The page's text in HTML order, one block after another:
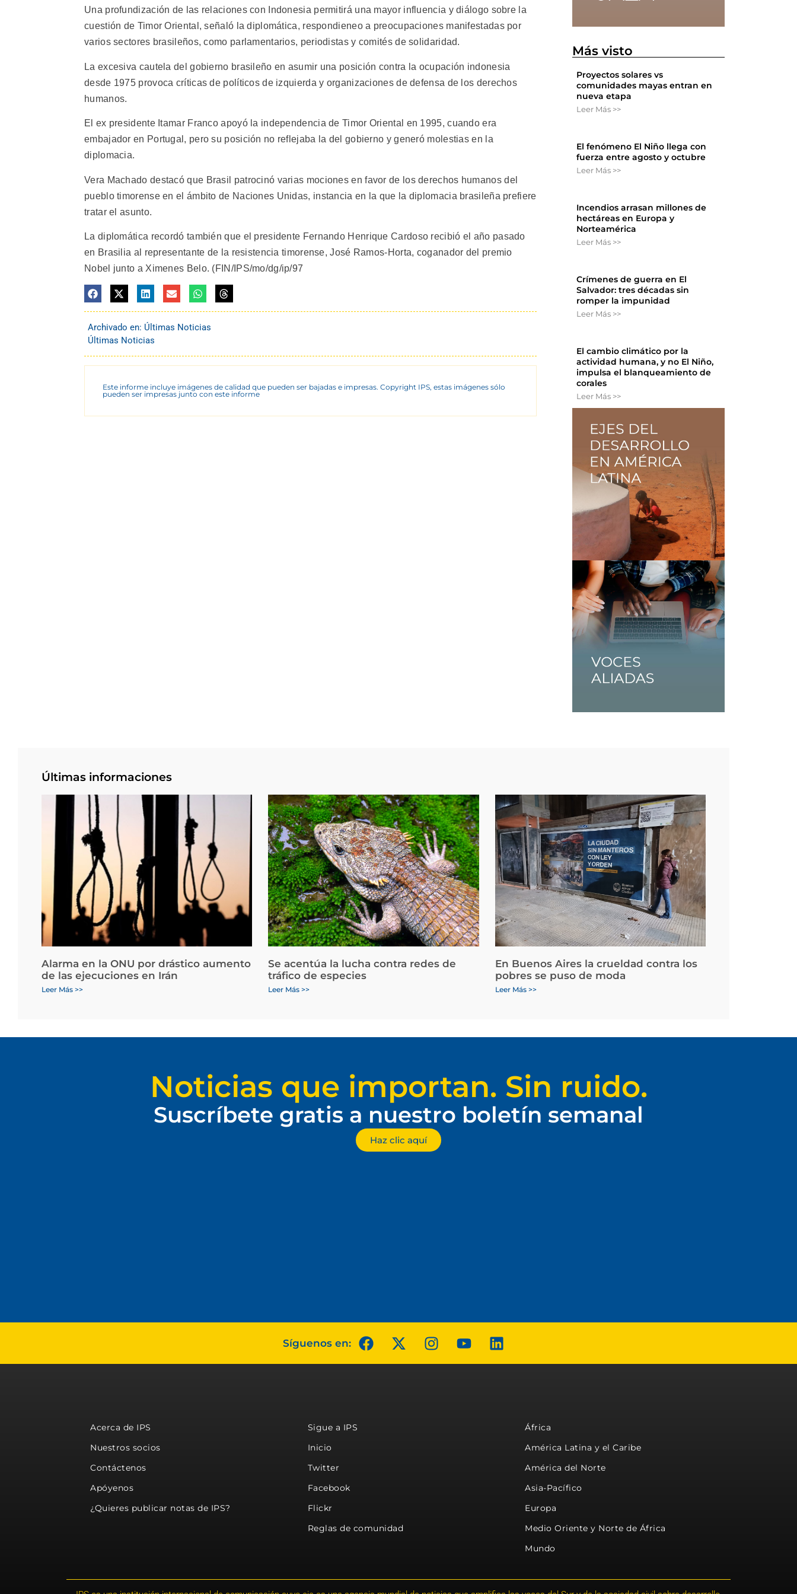
Una profundización de las relaciones con Indonesia permitirá una mayor influencia y diálogo sobre la
cuestión de Timor Oriental, señaló la diplomática, respondieneo a preocupaciones manifestadas por
varios sectores brasileños, como parlamentarios, periodistas y comités de solidaridad.
La excesiva cautela del gobierno brasileño en asumir una posición contra la ocupación indonesia
desde 1975 provoca críticas de políticos de izquierda y organizaciones de defensa de los derechos
humanos.
El ex presidente Itamar Franco apoyó la independencia de Timor Oriental en 1995, cuando era
embajador en Portugal, pero su posición no reflejaba la del gobierno y generó molestias en la
diplomacia.
Vera Machado destacó que Brasil patrocinó varias mociones en favor de los derechos humanos del
pueblo timorense en el ámbito de Naciones Unidas, instancia en la que la diplomacia brasileña prefiere
tratar el asunto.
La diplomática recordó también que el presidente Fernando Henrique Cardoso recibió el año pasado
en Brasilia al representante de la resistencia timorense, José Ramos-Horta, coganador del premio
Nobel junto a Ximenes Belo. (FIN/IPS/mo/dg/ip/97
Archivado en: Últimas Noticias
Últimas Noticias
Este informe incluye imágenes de calidad que pueden ser bajadas e impresas. Copyright IPS, estas imágenes sólo
pueden ser impresas junto con este informe
Más visto
Proyectos solares vs
comunidades mayas entran en
nueva etapa
Leer Más >>
El fenómeno El Niño llega con
fuerza entre agosto y octubre
Leer Más >>
Incendios arrasan millones de
hectáreas en Europa y
Norteamérica
Leer Más >>
Crímenes de guerra en El
Salvador: tres décadas sin
romper la impunidad
Leer Más >>
El cambio climático por la
actividad humana, y no El Niño,
impulsa el blanqueamiento de
corales
Leer Más >>
Últimas informaciones
Alarma en la ONU por drástico aumento
de las ejecuciones en Irán
Leer Más >>
Se acentúa la lucha contra redes de
tráfico de especies
Leer Más >>
En Buenos Aires la crueldad contra los
pobres se puso de moda
Leer Más >>
Noticias que importan. Sin ruido.
Suscríbete gratis a nuestro boletín semanal
Haz clic aquí
Síguenos en:
Acerca de IPS
Nuestros socios
Contáctenos
Apóyenos
¿Quieres publicar notas de IPS?
Sigue a IPS
Inicio
Twitter
Facebook
Flickr
Reglas de comunidad
África
América Latina y el Caribe
América del Norte
Asia-Pacífico
Europa
Medio Oriente y Norte de África
Mundo